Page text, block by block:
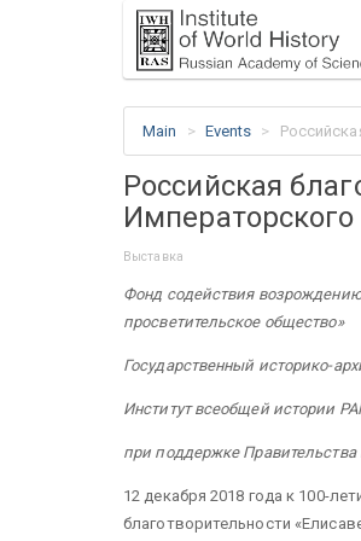
Main Events
Российская
Выставка
Фонд содействия
просветительское общество»
Государственный историко-
Институт всеобщей истории
при поддержке
12 декабря 2018 года к 100-
благотворительности